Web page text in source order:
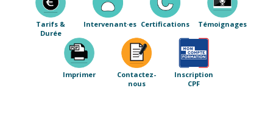
Tarifs &
Durée
Intervenant·es Certifications Témoignages
Imprimer
Contactez-
nous
Inscription
CPF